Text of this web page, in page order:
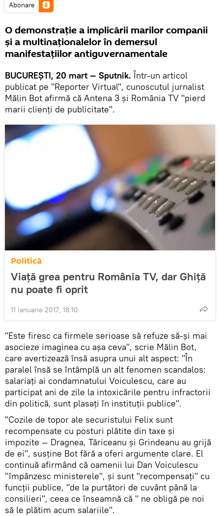
Abonare
O demonstrație a implicării marilor companii
și a multinaționalelor în demersul
manifestațiilor antiguvernamentale
BUCUREȘTI, 20 mart — Sputnik. Într-un articol
publicat pe "Reporter Virtual", cunoscutul jurnalist
Mălin Bot afirmă că Antena 3 și România TV "pierd
marii clienți de publicitate".
Politică
Viață grea pentru România TV, dar Ghiță
nu poate fi oprit
11 Ianuarie 2017, 18:10
"Este firesc ca firmele serioase să refuze să-și mai
asocieze imaginea cu așa ceva", scrie Mălin Bot,
care avertizează însă asupra unui alt aspect: "În
paralel însă se întâmplă un alt fenomen scandalos:
salariați ai condamnatului Voiculescu, care au
participat ani de zile la intoxicările pentru infractorii
din politică, sunt plasați în instituții publice".
"Cozile de topor ale securistului Felix sunt
recompensate cu posturi plătite din taxe și
impozite — Dragnea, Tăriceanu și Grindeanu au grijă
de ei", susține Bot fără a oferi argumente clare. El
continuă afirmând că oamenii lui Dan Voiculescu
"împânzesc ministerele", și sunt "recompensați" cu
funcții publice, "de la purtători de cuvânt până la
consilieri", ceea ce înseamnă că " ne obligă pe noi
să le plătim acum salariile".